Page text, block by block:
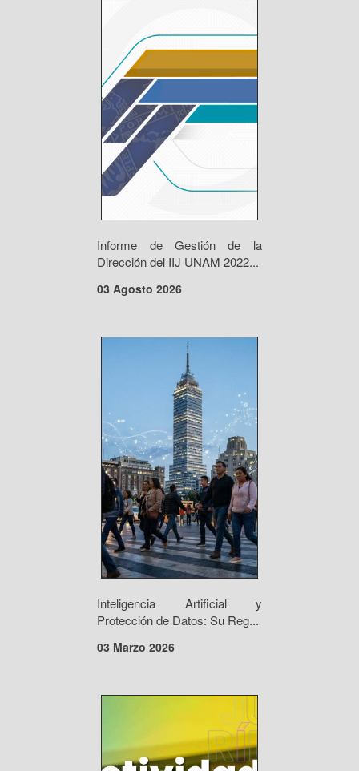
Informe de Gestión de la
Dirección del IIJ UNAM 2022...
03 Agosto 2026
Inteligencia Artificial y
Protección de Datos: Su Reg...
03 Marzo 2026